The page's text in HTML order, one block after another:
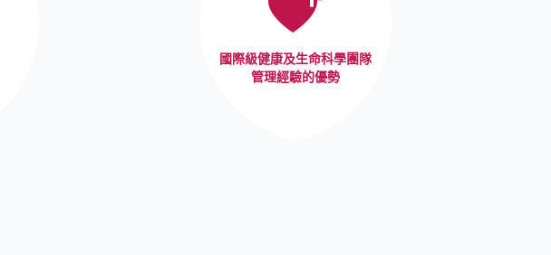
國際級健康及生命科學團隊
管理經驗的優勢